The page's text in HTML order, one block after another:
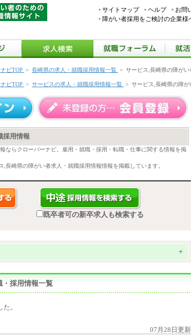
サイトマップ ヘルプ お問
障がい者採用をご検討の企業様
ビTOP > 長崎県の求人・就職採用情報一覧 > サービス,長崎県の障が
ビTOP > サービスの求人・就職採用情報一覧 > サービス,長崎県の障
採用情報
ならクローバーナビ。雇用・就職・採用・転職・仕事に関する情報を掲
,長崎県の障がい者求人・就職採用情報情報を掲載しています。
既卒者可の新卒求人も検索する
+
・採用情報一覧
。
07月28日更新